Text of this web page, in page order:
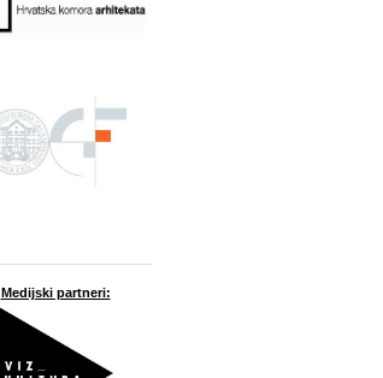
Medijski partneri: